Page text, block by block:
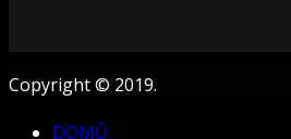
Copyright © 2019.
DOMŮ